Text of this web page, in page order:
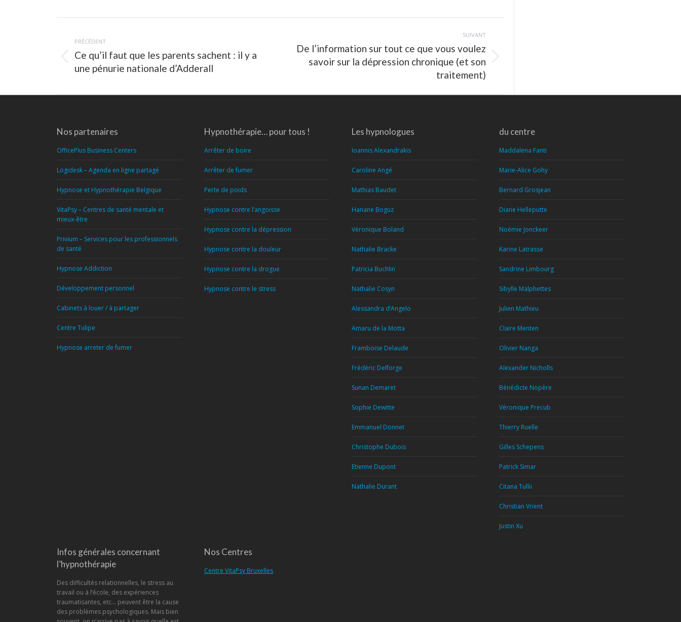
article
PRÉCÉDENT
Article
précédent
Ce qu’il faut que les parents sachent : il y a
une pénurie nationale d’Adderall
SUIVANT
Article
De l’information sur tout ce que vous voulez
savoir sur la dépression chronique (et son
traitement)
Nos partenaires
OfficePlus Business Centers
Logidesk – Agenda en ligne partagé
Hypnose et Hypnothérapie Belgique
VitaPsy – Centres de santé mentale et
mieux-être
Privium – Services pour les professionnels
de santé
Hypnose Addiction
Développement personnel
Cabinets à louer / à partager
Centre Tulipe
Hypnose arreter de fumer
Hypnothérapie… pour tous !
Arrêter de boire
Arrêter de fumer
Perte de poids
Hypnose contre l’angoisse
Hypnose contre la dépression
Hypnose contre la douleur
Hypnose contre la drogue
Hypnose contre le stress
Les hypnologues
Ioannis Alexandrakis
Caroline Angé
Mathias Baudet
Hanane Boguz
Véronique Boland
Nathalie Bracke
Patricia Buchlin
Nathalie Cosyn
Alessandra d’Angelo
Amaru de la Motta
Framboise Delaude
Frédéric Delforge
Sunan Demaret
Sophie Dewitte
Emmanuel Donnet
Christophe Dubois
Etienne Dupont
Nathalie Durant
du centre
Maddalena Fanti
Marie-Alice Gohy
Bernard Grosjean
Diane Helleputte
Noémie Jonckeer
Karine Latrasse
Sandrine Limbourg
Sibylle Malphettes
Julien Mathieu
Claire Menten
Olivier Nanga
Alexander Nicholls
Bénédicte Nopère
Véronique Precub
Thierry Ruelle
Gilles Schepens
Patrick Simar
Citana Tullii
Christian Vrient
Justin Xu
Infos générales concernant
l’hypnothérapie
Des difficultés relationnelles, le stress au
travail ou à l’école, des expériences
traumatisantes, etc… peuvent être la cause
des problèmes psychologiques. Mais bien
Nos Centres
Centre VitaPsy Bruxelles